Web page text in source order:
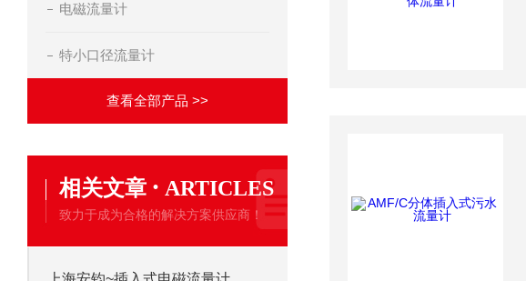
电磁流量计
特小口径流量计
查看全部产品 >>
相关文章 · ARTICLES
致力于成为合格的解决方案供应商！